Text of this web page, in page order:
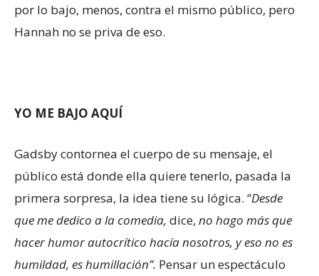
por lo bajo, menos, contra el mismo público, pero
Hannah no se priva de eso.
YO ME BAJO AQUÍ
Gadsby contornea el cuerpo de su mensaje, el
público está donde ella quiere tenerlo, pasada la
primera sorpresa, la idea tiene su lógica. “Desde
que me dedico a la comedia, dice, no hago más que
hacer humor autocrítico hacía nosotros, y eso no es
humildad, es humillación”. Pensar un espectáculo